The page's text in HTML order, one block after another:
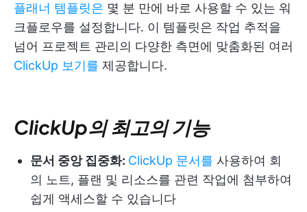
플래너 템플릿은 몇 분 만에 바로 사용할 수 있는 워
크플로우를 설정합니다. 이 템플릿은 작업 추적을
넘어 프로젝트 관리의 다양한 측면에 맞춤화된 여러
ClickUp 보기를 제공합니다.
ClickUp의 최고의 기능
문서 중앙 집중화: ClickUp 문서를 사용하여 회
의 노트, 플랜 및 리소스를 관련 작업에 첨부하여
쉽게 액세스할 수 있습니다